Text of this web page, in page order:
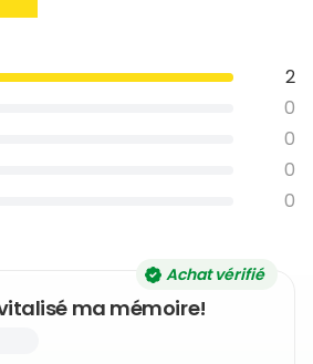
2
0
0
0
0
Achat vérifié
ma mémoire!